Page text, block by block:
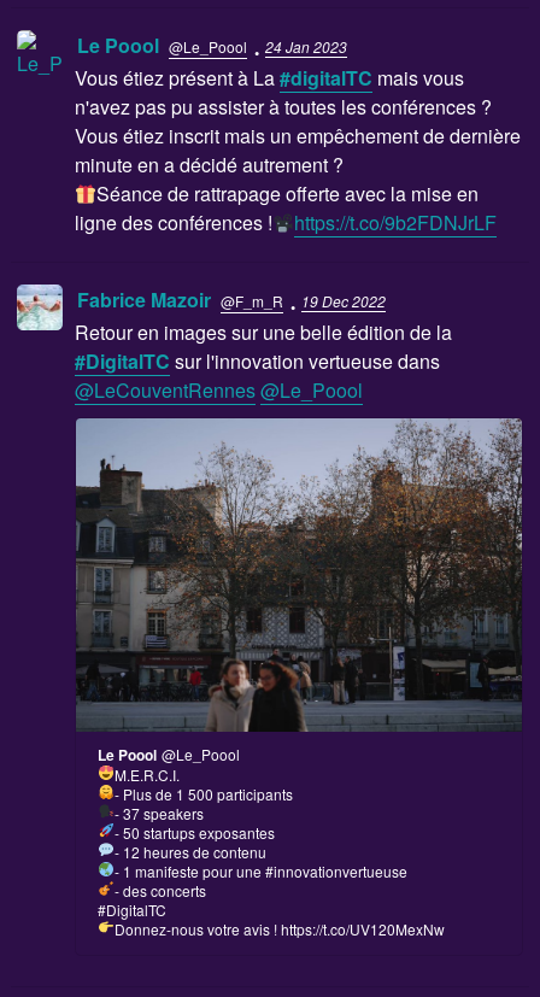
Le Poool @Le_Poool · 24 Jan 2023
Vous étiez présent à La#digitalTC mais vous
n'avez pas pu assister à toutes les conférences ?
Vous étiez inscrit mais un empêchement de dernière
minute en a décidé autrement ?
Séance de rattrapage offerte avec la mise en
ligne des conférences !
https://t.co/9b2FDNJrLF
Fabrice Mazoir @F_m_R · 19 Dec 2022
Retour en images sur une belle édition de la
#DigitalTC sur l'innovation vertueuse dans
@LeCouventRennes@Le_Poool
Le Poool @Le_Poool
M.E.R.C.I.
- Plus de 1 500 participants
- 37 speakers
- 50 startups exposantes
- 12 heures de contenu
- 1 manifeste pour une #innovationvertueuse
- des concerts
#DigitalTC
Donnez-nous votre avis !https://t.co/UV120MexNw